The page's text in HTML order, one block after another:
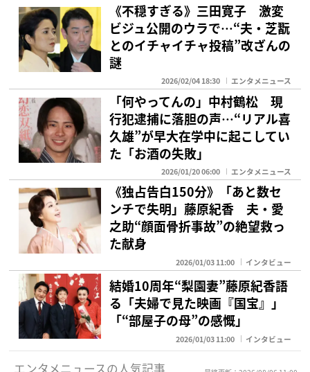
《不穏すぎる》三田寛子 激変
ビジュ公開のウラで…“夫・芝翫
とのイチャイチャ投稿”改ざんの
謎
2026/02/04 18:30 エンタメニュース
「何やってんの」中村鶴松 現
行犯逮捕に落胆の声…“リアル喜
久雄”が早大在学中に起こしてい
た「お酒の失敗」
2026/01/20 06:00 エンタメニュース
《独占告白150分》「あと数セ
ンチで失明」藤原紀香 夫・愛
之助“顔面骨折事故”の絶望救っ
た献身
2026/01/03 11:00 インタビュー
結婚10周年“梨園妻”藤原紀香語
る「夫婦で見た映画『国宝』」
「“部屋子の母”の感慨」
2026/01/03 11:00 インタビュー
エンタメニュースの人気記事